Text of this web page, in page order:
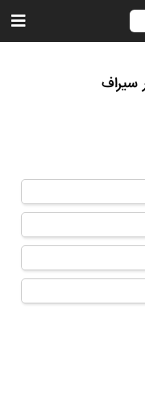
سیراف